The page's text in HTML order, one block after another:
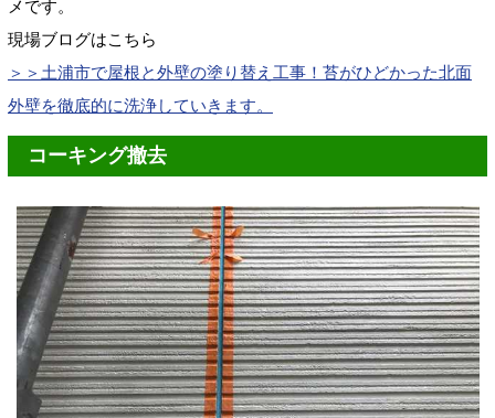
メです。
現場ブログはこちら
＞＞土浦市で屋根と外壁の塗り替え工事！苔がひどかった北面
外壁を徹底的に洗浄していきます。
コーキング撤去